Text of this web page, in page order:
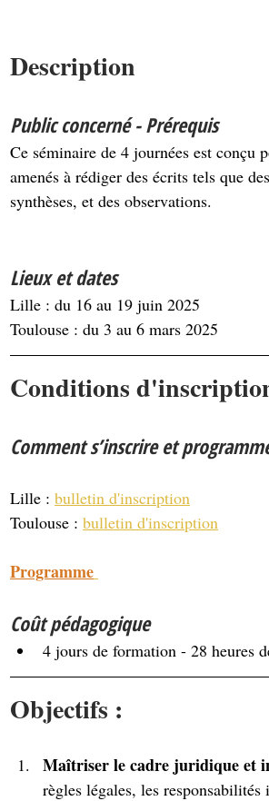
Description
Public concerné - Prérequis
Ce séminaire de 4 journées est conçu
amenés à rédiger des écrits tels que
synthèses, et des observations.
Lieux et dates
Lille : du 16 au 19 juin 2025
Toulouse : du 3 au 6 mars 2025
Conditions
Comment s’inscrire et
Lille : bulletin d'inscription
Toulouse : bulletin d'inscription
Programme
Coût pédagogique
4 jours de formation - 28 heures
Objectifs :
Maîtriser le cadre juridique et
règles légales, les